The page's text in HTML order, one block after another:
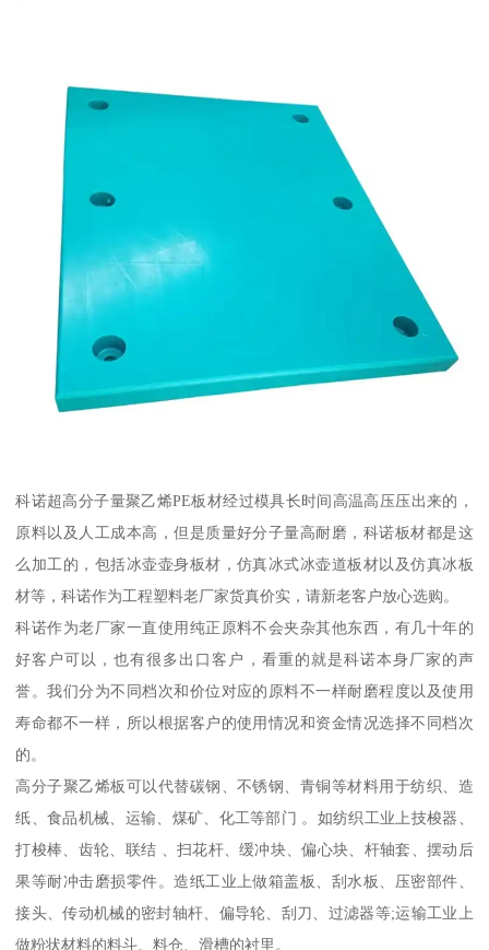
科诺超高分子量聚乙烯PE板材经过模具长时间高温高压压出来的，
原料以及人工成本高，但是质量好分子量高耐磨，科诺板材都是这
么加工的，包括冰壶壶身板材，仿真冰式冰壶道板材以及仿真冰板
材等，科诺作为工程塑料老厂家货真价实，请新老客户放心选购。
科诺作为老厂家一直使用纯正原料不会夹杂其他东西，有几十年的
好客户可以，也有很多出口客户，看重的就是科诺本身厂家的声
誉。我们分为不同档次和价位对应的原料不一样耐磨程度以及使用
寿命都不一样，所以根据客户的使用情况和资金情况选择不同档次
的。
高分子聚乙烯板可以代替碳钢、不锈钢、青铜等材料用于纺织、造
纸、食品机械、运输、煤矿、化工等部门 。如纺织工业上技梭器、
打梭棒、齿轮、联结 、扫花杆、缓冲块、偏心块、杆轴套、摆动后
果等耐冲击磨损零件。造纸工业上做箱盖板、刮水板、压密部件、
接头、传动机械的密封轴杆、偏导轮、刮刀、过滤器等;运输工业上
做粉状材料的料斗、料仓、滑槽的衬里。